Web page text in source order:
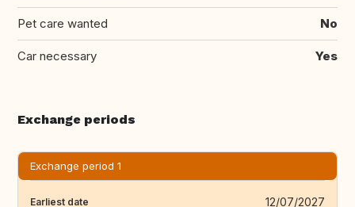
Pet care wanted No
Car necessary Yes
Exchange periods
Exchange period 1
Earliest date 12/07/2027